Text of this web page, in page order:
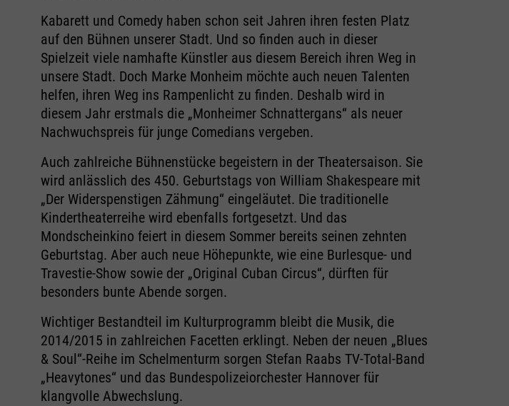
Kabarett und Comedy haben schon seit Jahren ihren festen Platz
auf den Bühnen unserer Stadt. Und so finden auch in dieser
Spielzeit viele namhafte Künstler aus diesem Bereich ihren Weg in
unsere Stadt. Doch Marke Monheim möchte auch neuen Talenten
helfen, ihren Weg ins Rampenlicht zu finden. Deshalb wird in
diesem Jahr erstmals die „Monheimer Schnattergans“ als neuer
Nachwuchspreis für junge Comedians vergeben.
Auch zahlreiche Bühnenstücke begeistern in der Theater­saison. Sie
wird anlässlich des 450. Geburtstags von William Shakespeare mit
„Der Widerspenstigen Zähmung“ eingeläutet. Die traditionelle
Kindertheaterreihe wird ebenfalls fortgesetzt. Und das
Mondscheinkino feiert in diesem Sommer bereits seinen zehnten
Geburtstag. Aber auch neue Höhepunkte, wie eine Burlesque- und
Travestie-Show sowie der „Original Cuban Circus“, dürften für
besonders bunte Abende sorgen.
Wichtiger Bestandteil im Kulturprogramm bleibt die Musik, die
2014/2015 in zahlreichen Facetten erklingt. Neben der neuen „Blues
& Soul“-Reihe im Schelmenturm sorgen Stefan Raabs TV-Total-Band
„Heavytones“ und das Bundespolizeiorchester Hannover für
klangvolle Abwechslung.